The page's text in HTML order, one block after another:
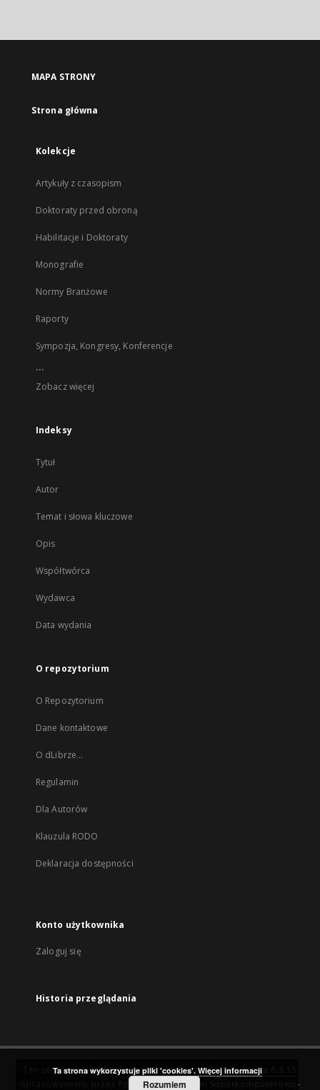
MAPA STRONY
Strona główna
Kolekcje
Artykuły z czasopism
Doktoraty przed obroną
Habilitacje i Doktoraty
Monografie
Normy Branżowe
Raporty
Sympozja, Kongresy, Konferencje
...
Zobacz więcej
Indeksy
Tytuł
Autor
Temat i słowa kluczowe
Opis
Współtwórca
Wydawca
Data wydania
O repozytorium
O Repozytorium
Dane kontaktowe
O dLibrze...
Regulamin
Dla Autorów
Klauzula RODO
Deklaracja dostępności
Konto użytkownika
Zaloguj się
Historia przeglądania
Ten serwis działa dzięki oprogramowaniuDInGO dLibra 6.3.15
Poznańskie Centrum Superkomputerowo-
Ta strona wykorzystuje pliki 'cookies'. Więcej informacji
Rozumiem